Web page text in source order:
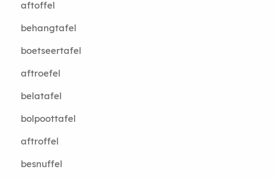
aftoffel
behangtafel
boetseertafel
aftroefel
belatafel
bolpoottafel
aftroffel
besnuffel